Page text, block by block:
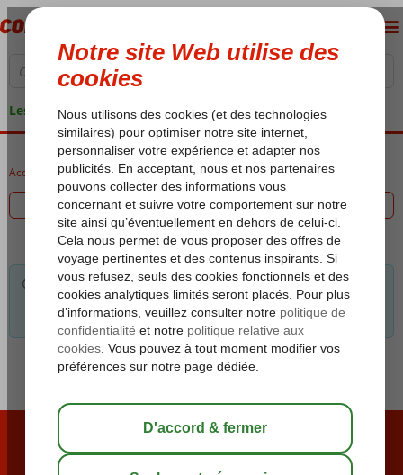
Les garanties de vacances
Accueil voyages
Filtrez les 0 offres
Pour les critères sélectionnés, nous avons pas le choix. Astuce:
Vous pouvez supprimer un ou plusieurs critères pour encore
des possibilités.
CONTACTEZ NOTRE CALL CENTER